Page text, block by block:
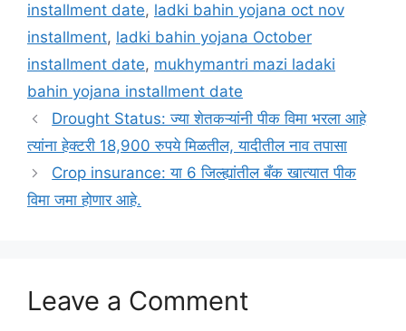
installment date, ladki bahin yojana oct nov
installment, ladki bahin yojana October
installment date, mukhymantri mazi ladaki
bahin yojana installment date
Drought Status: ज्या शेतकऱ्यांनी पीक विमा भरला आहे
त्यांना हेक्टरी 18,900 रुपये मिळतील, यादीतील नाव तपासा
Crop insurance: या 6 जिल्ह्यांतील बँक खात्यात पीक
विमा जमा होणार आहे.
Leave a Comment